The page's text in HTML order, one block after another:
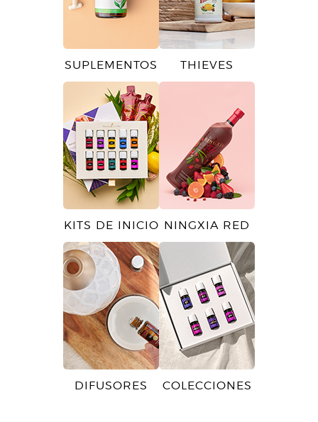
SUPLEMENTOS THIEVES
KITS DE INICIO NINGXIA RED
DIFUSORES COLECCIONES